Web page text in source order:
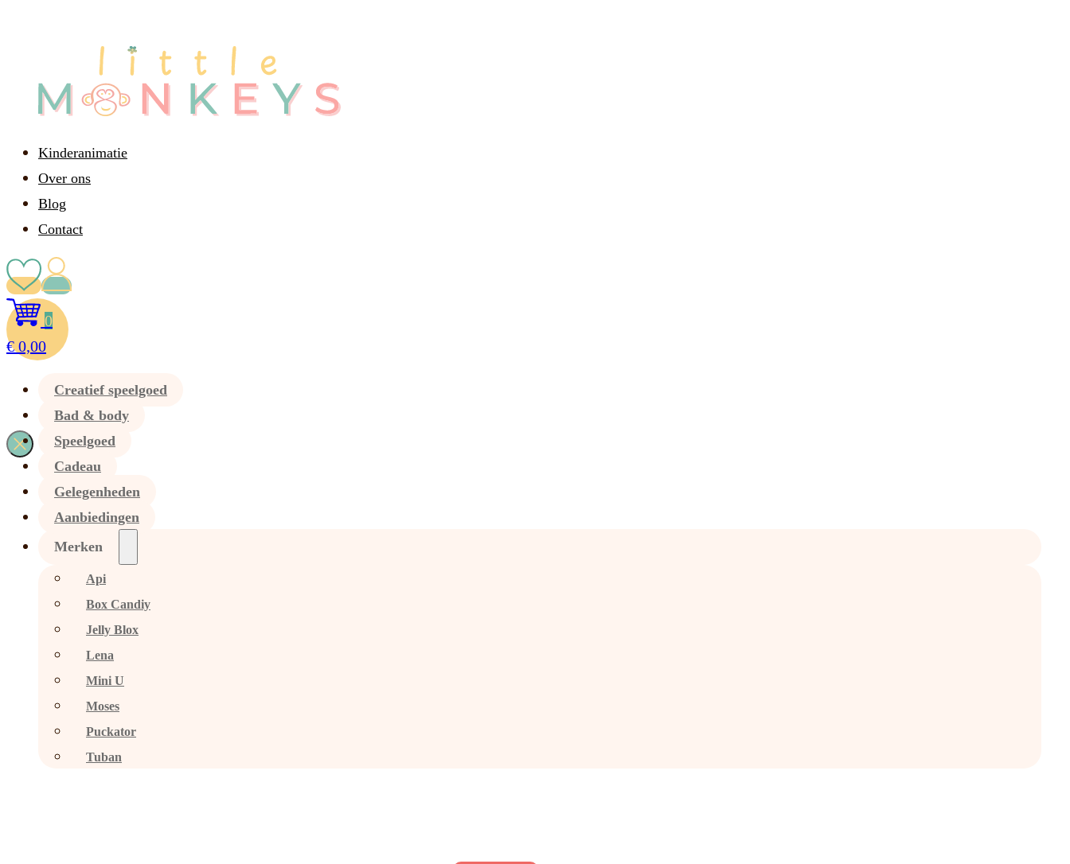
Kinderanimatie
Over ons
Blog
Contact
0
€0,00
Creatief speelgoed
Bad & body
Speelgoed
Cadeau
Gelegenheden
Aanbiedingen
Merken
Api
Box Candiy
Jelly Blox
Lena
Mini U
Moses
Puckator
Tuban